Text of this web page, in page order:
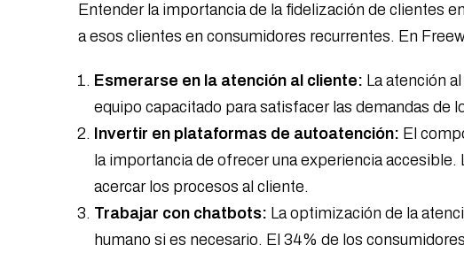
Entender la importancia de la fidelización de clientes
a esos clientes en consumidores recurrentes. En
Esmerarse en la atención al cliente: La atención
equipo capacitado para satisfacer las demandas de
Invertir en plataformas de autoatención: El
la importancia de ofrecer una experiencia
acercar los procesos al cliente.
Trabajar con chatbots: La optimización de la
humano si es necesario. El 34% de los